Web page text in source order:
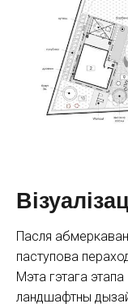
Пасля
паступова
Мэта гэтага
ландшафтны